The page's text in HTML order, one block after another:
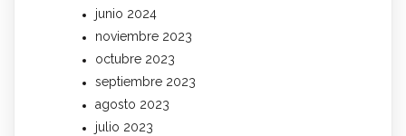
junio 2024
noviembre 2023
octubre 2023
septiembre 2023
agosto 2023
julio 2023